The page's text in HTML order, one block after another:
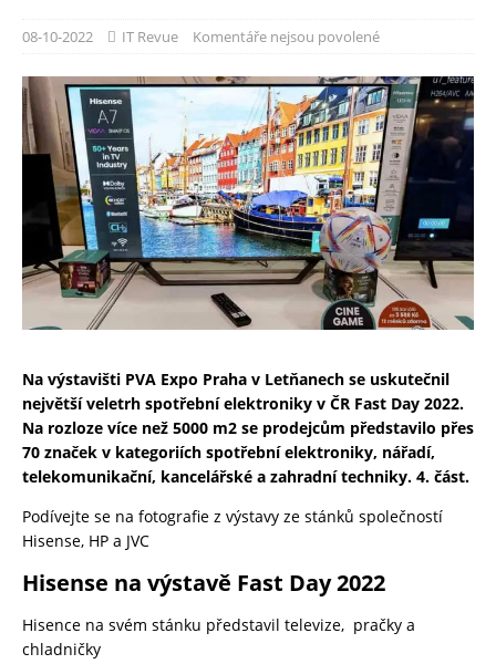
08-10-2022 IT Revue Komentáře nejsou povolené
Na výstavišti PVA Expo Praha v Letňanech se uskutečnil
největší veletrh spotřební elektroniky v ČR Fast Day 2022.
Na rozloze více než 5000 m2 se prodejcům představilo přes
70 značek v kategoriích spotřební elektroniky, nářadí,
telekomunikační, kancelářské a zahradní techniky. 4. část.
Podívejte se na fotografie z výstavy ze stánků společností
Hisense, HP a JVC
Hisense na výstavě Fast Day 2022
Hisence na svém stánku představil televize, pračky a
chladničky